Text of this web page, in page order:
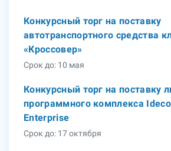
Конкурсный торг на поставку
автотранспортного средства
«Кроссовер»
Срок до: 10 мая
Конкурсный торг на поставку
программного комплекса
Enterprise
Срок до: 17 октября